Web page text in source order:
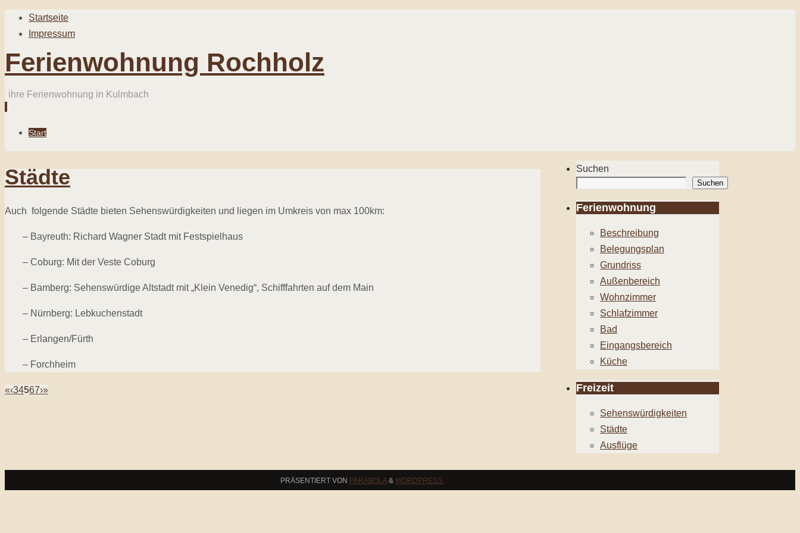
Startseite
Impressum
Ferienwohnung Rochholz
ihre Ferienwohnung in Kulmbach
Zum
Start
Städte
Auch folgende Städte bieten Sehenswürdigkeiten und liegen im Umkreis von max 100km:
– Bayreuth: Richard Wagner Stadt mit Festspielhaus
– Coburg: Mit der Veste Coburg
– Bamberg: Sehenswürdige Altstadt mit „Klein Venedig“, Schifffahrten auf dem Main
– Nürnberg: Lebkuchenstadt
– Erlangen/Fürth
– Forchheim
«‹34567›»
Suchen
Suchen
Ferienwohnung
Beschreibung
Belegungsplan
Grundriss
Außenbereich
Wohnzimmer
Schlafzimmer
Bad
Eingangsbereich
Küche
Freizeit
Sehenswürdigkeiten
Städte
Ausflüge
PRÄSENTIERT VON PARABOLA& WORDPRESS.